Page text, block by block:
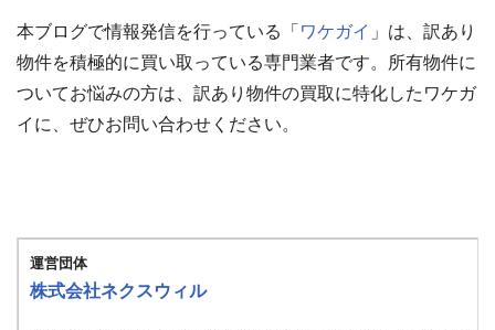
本ブログで情報発信を行っている「 ワケガイ 」は、訳あり
物件を積極的に買い取っている専門業者です。所有物件に
ついてお悩みの方は、訳あり物件の買取に特化したワケガ
イに、ぜひお問い合わせください。
運営団体
株式会社ネクスウィル